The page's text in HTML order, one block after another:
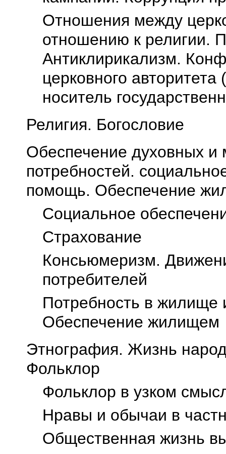
Отношения между
отношению к религии.
Антиклирикализм.
церковного
носитель
Религия. Богословие
Обеспечение духовных
потребностей.
помощь. Обеспечение
Социальное
Страхование
Консьюмеризм.
потребителей
Потребность в жилище
Обеспечение жилищем
Этнография. Жизнь
Фольклор
Фольклор в узком
Нравы и обычаи в
Общественная жизнь